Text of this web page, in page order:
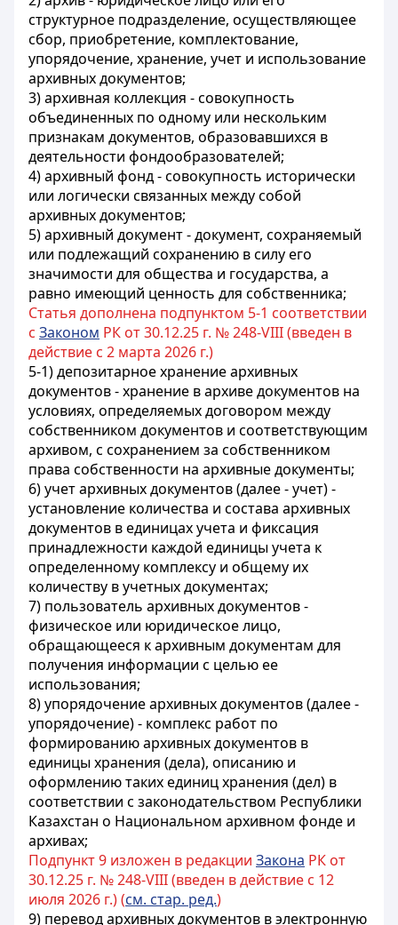
структурное подразделение, осуществляющее
сбор, приобретение, комплектование,
упорядочение, хранение, учет и использование
архивных документов;
3) архивная коллекция - совокупность
объединенных по одному или нескольким
признакам документов, образовавшихся в
деятельности фондообразователей;
4) архивный фонд - совокупность исторически
или логически связанных между собой
архивных документов;
5) архивный документ - документ, сохраняемый
или подлежащий сохранению в силу его
значимости для общества и государства, а
равно имеющий ценность для собственника;
Статья дополнена подпунктом 5-1 соответствии
с Законом РК от 30.12.25 г. № 248-VIII (введен в
действие с 2 марта 2026 г.)
5-1) депозитарное хранение архивных
документов - хранение в архиве документов на
условиях, определяемых договором между
собственником документов и соответствующим
архивом, с сохранением за собственником
права собственности на архивные документы;
6) учет архивных документов (далее - учет) -
установление количества и состава архивных
документов в единицах учета и фиксация
принадлежности каждой единицы учета к
определенному комплексу и общему их
количеству в учетных документах;
7) пользователь архивных документов -
физическое или юридическое лицо,
обращающееся к архивным документам для
получения информации с целью ее
использования;
8) упорядочение архивных документов (далее -
упорядочение) - комплекс работ по
формированию архивных документов в
единицы хранения (дела), описанию и
оформлению таких единиц хранения (дел) в
соответствии с законодательством Республики
Казахстан о Национальном архивном фонде и
архивах;
Подпункт 9 изложен в редакции Закона РК от
30.12.25 г. № 248-VIII (введен в действие с 12
июля 2026 г.) (см. стар. ред.)
9) перевод архивных документов в электронную